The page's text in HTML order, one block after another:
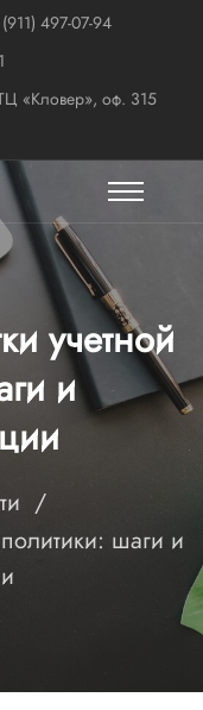
497-07-94
«Кловер», оф. 315
учетной
и
шаги и